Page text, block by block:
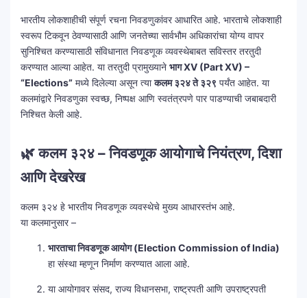
भारतीय लोकशाहीची संपूर्ण रचना निवडणुकांवर आधारित आहे. भारताचे लोकशाही
स्वरूप टिकवून ठेवण्यासाठी आणि जनतेच्या सार्वभौम अधिकारांचा योग्य वापर
सुनिश्चित करण्यासाठी संविधानात निवडणूक व्यवस्थेबाबत सविस्तर तरतुदी
करण्यात आल्या आहेत. या तरतुदी प्रामुख्याने भाग XV (Part XV) –
“Elections” मध्ये दिलेल्या असून त्याकलम ३२४ ते ३२९ पर्यंत आहेत. या
कलमांद्वारे निवडणुका स्वच्छ, निष्पक्ष आणि स्वतंत्रपणे पार पाडण्याची जबाबदारी
निश्चित केली आहे.
🌿 कलम ३२४ – निवडणूक आयोगाचे नियंत्रण, दिशा
आणि देखरेख
कलम ३२४ हे भारतीय निवडणूक व्यवस्थेचे मुख्य आधारस्तंभ आहे.
या कलमानुसार –
भारताचा निवडणूक आयोग (Election Commission of India)
हा संस्था म्हणून निर्माण करण्यात आला आहे.
या आयोगावर संसद, राज्य विधानसभा, राष्ट्रपती आणि उपराष्ट्रपती